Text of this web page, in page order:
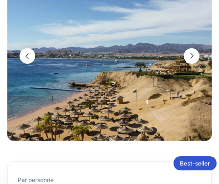
Best-seller
Par personne